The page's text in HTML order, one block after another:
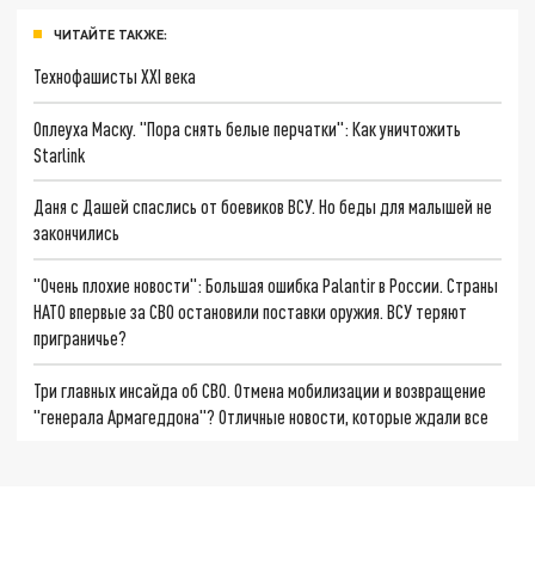
ЧИТАЙТЕ ТАКЖЕ:
Технофашисты XXI века
Оплеуха Маску. "Пора снять белые перчатки": Как уничтожить
Starlink
Даня с Дашей спаслись от боевиков ВСУ. Но беды для малышей не
закончились
"Очень плохие новости": Большая ошибка Palantir в России. Страны
НАТО впервые за СВО остановили поставки оружия. ВСУ теряют
приграничье?
Три главных инсайда об СВО. Отмена мобилизации и возвращение
"генерала Армагеддона"? Отличные новости, которые ждали все